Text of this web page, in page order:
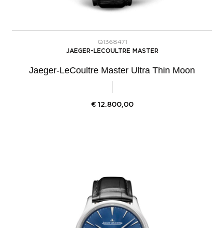
Q1368471
JAEGER-LECOULTRE MASTER
Jaeger-LeCoultre Master Ultra Thin Moon
€ 12.800,00